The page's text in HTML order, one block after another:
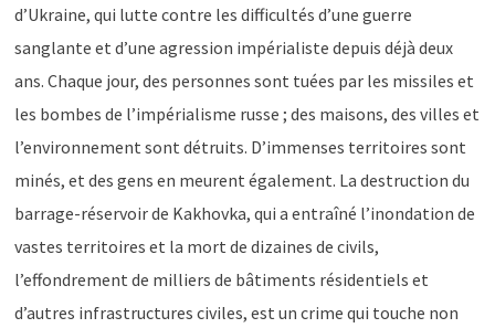
d’Ukraine, qui lutte contre les difficultés d’une guerre
sanglante et d’une agression impérialiste depuis déjà deux
ans. Chaque jour, des personnes sont tuées par les missiles et
les bombes de l’impérialisme russe ; des maisons, des villes et
l’environnement sont détruits. D’immenses territoires sont
minés, et des gens en meurent également. La destruction du
barrage-réservoir de Kakhovka, qui a entraîné l’inondation de
vastes territoires et la mort de dizaines de civils,
l’effondrement de milliers de bâtiments résidentiels et
d’autres infrastructures civiles, est un crime qui touche non